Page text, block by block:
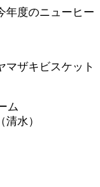
年度のニューヒー
マザキビスケット
ム
水）